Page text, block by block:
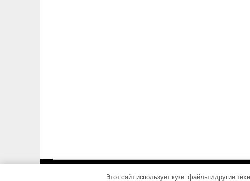
©2026
Этот сайт использует куки-файлы и другие